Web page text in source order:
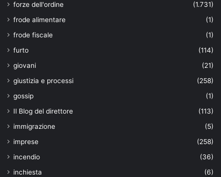
forze dell'ordine
(1.731)
frode alimentare
(1)
frode fiscale
(1)
furto
(114)
giovani
(21)
giustizia e processi
(258)
gossip
(1)
Il Blog del direttore
(113)
immigrazione
(5)
imprese
(258)
incendio
(36)
inchiesta
(6)